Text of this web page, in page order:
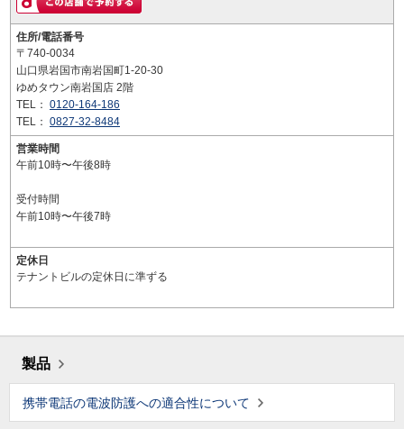
住所/電話番号
〒740-0034
山口県岩国市南岩国町1-20-30
ゆめタウン南岩国店 2階
TEL： 0120-164-186
TEL： 0827-32-8484
営業時間
午前10時〜午後8時
受付時間
午前10時〜午後7時
定休日
テナントビルの定休日に準ずる
製品
携帯電話の電波防護への適合性について